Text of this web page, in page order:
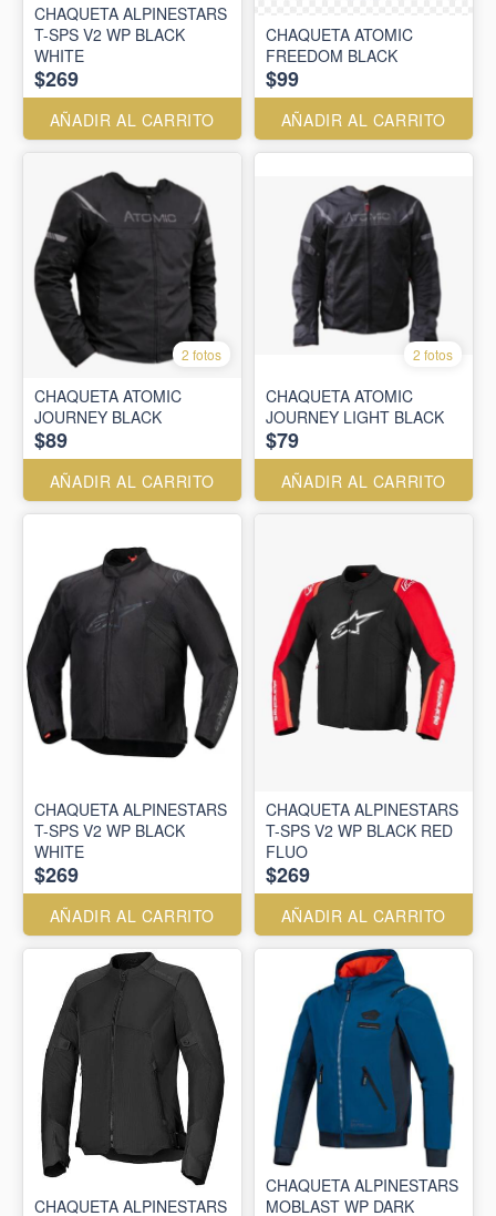
CHAQUETA ALPINESTARS
T-SPS V2 WP BLACK
WHITE
$269
AÑADIR AL CARRITO
CHAQUETA ATOMIC
FREEDOM BLACK
$99
AÑADIR AL CARRITO
2 fotos
CHAQUETA ATOMIC
JOURNEY BLACK
$89
AÑADIR AL CARRITO
2 fotos
CHAQUETA ATOMIC
JOURNEY LIGHT BLACK
$79
AÑADIR AL CARRITO
CHAQUETA ALPINESTARS
T-SPS V2 WP BLACK
WHITE
$269
AÑADIR AL CARRITO
CHAQUETA ALPINESTARS
T-SPS V2 WP BLACK RED
FLUO
$269
AÑADIR AL CARRITO
CHAQUETA ALPINESTARS
CHAQUETA ALPINESTARS
MOBLAST WP DARK